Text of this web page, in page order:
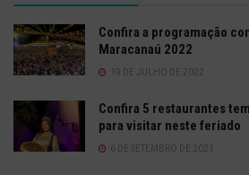
Confira a programação
Maracanaú 2022
19 DE JULHO DE 2022
Confira 5 restaurantes
para visitar neste feriado
6 DE SETEMBRO DE 2021